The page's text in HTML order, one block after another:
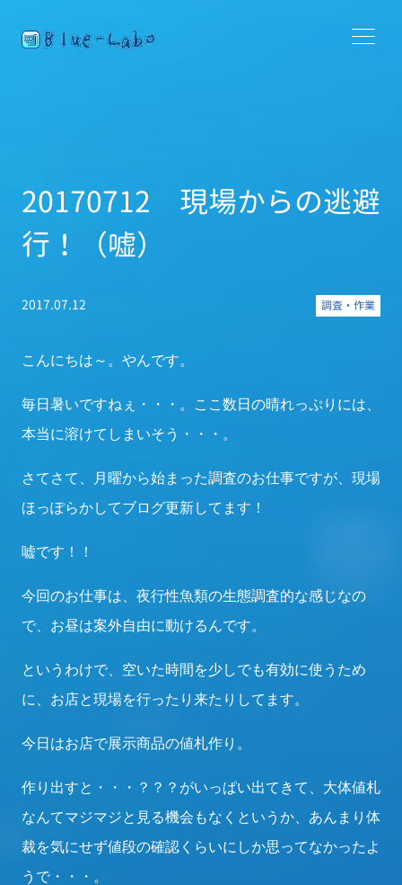
20170712 現場からの逃避
行！（嘘）
2017.07.12 調査・作業
こんにちは～。やんです。
毎日暑いですねぇ・・・。ここ数日の晴れっぷりには、
本当に溶けてしまいそう・・・。
さてさて、月曜から始まった調査のお仕事ですが、現場
ほっぽらかしてブログ更新してます！
嘘です！！
今回のお仕事は、夜行性魚類の生態調査的な感じなの
で、お昼は案外自由に動けるんです。
というわけで、空いた時間を少しでも有効に使うため
に、お店と現場を行ったり来たりしてます。
今日はお店で展示商品の値札作り。
作り出すと・・・？？？がいっぱい出てきて、大体値札
なんてマジマジと見る機会もなくというか、あんまり体
裁を気にせず値段の確認くらいにしか思ってなかったよ
うで・・・。